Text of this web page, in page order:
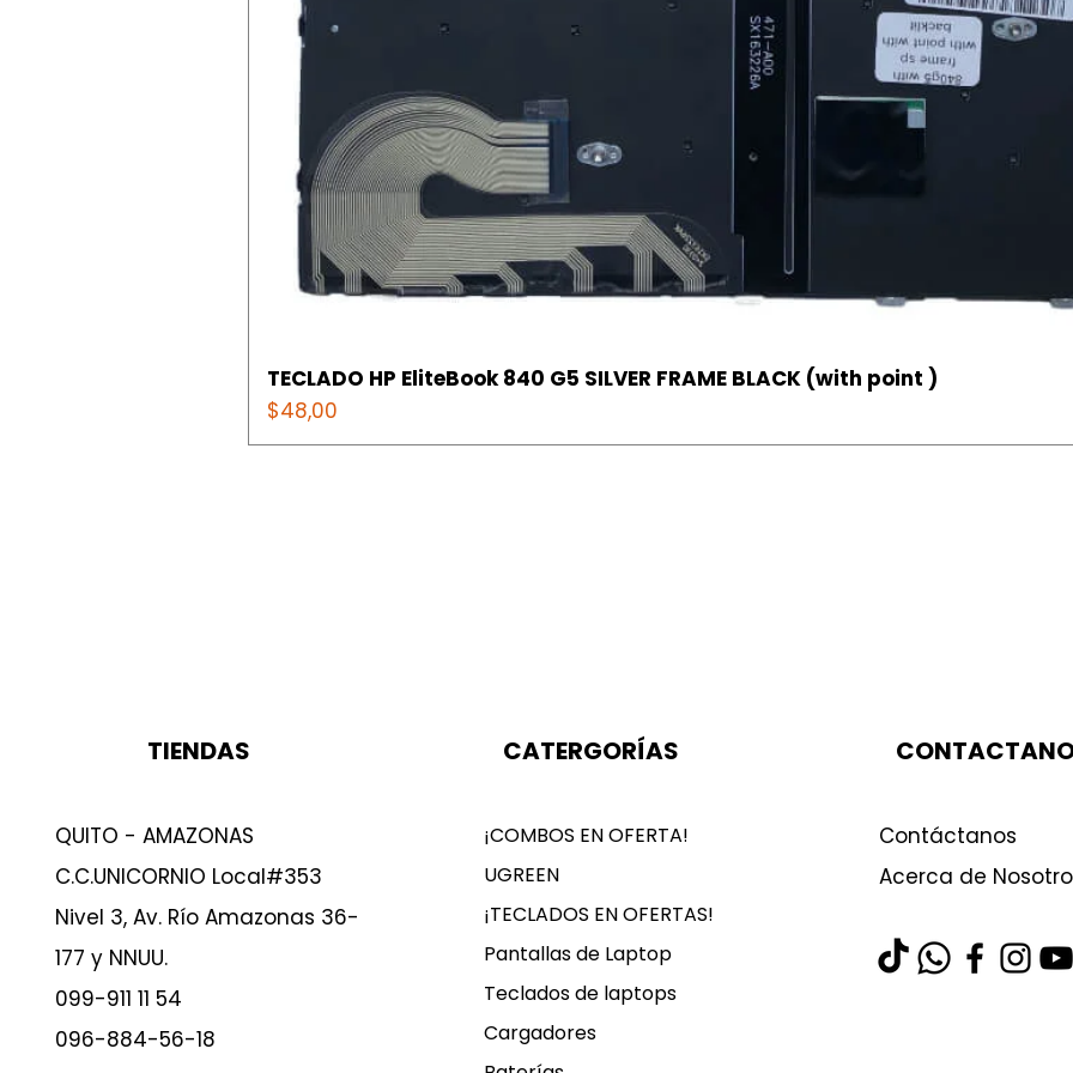
TECLADO HP EliteBook 840 G5 SILVER FRAME BLACK (with point )
Precio
$48,00
TIENDAS
QUITO - AMAZONAS
C.C.UNICORNIO Local#353
Nivel 3, Av. Río Amazonas 36-
177 y NNUU.
099-911 11 54
096-884-56-18
CATERGORÍAS
¡COMBOS EN OFERTA!
UGREEN
¡TECLADOS EN OFERTAS!
Pantallas de Laptop
Teclados de laptops
Cargadores
Contáctanos
Acerca de